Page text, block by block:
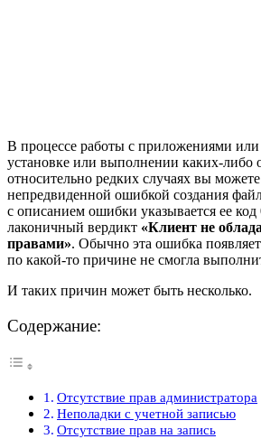
В процессе работы с приложениями
установке или выполнении каких-либо
относительно редких случаях вы можете
непредвиденной ошибкой создания
с описанием ошибки указывается ее код
лаконичный вердикт «Клиент не
правами». Обычно эта ошибка
по какой-то причине не смогла
И таких причин может быть несколько.
Содержание:
Отсутствие прав администратора
Неполадки с учетной записью
Отсутствие прав на запись